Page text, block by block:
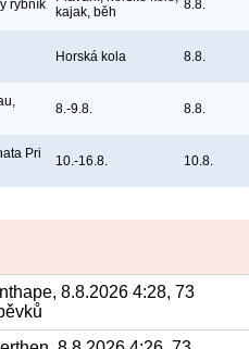
rybník
kajak, běh
8.8.
Horská kola 8.8.
8.-9.8. 8.8.
Pri
10.-16.8. 10.8.
8.8.2026 4:28, 73